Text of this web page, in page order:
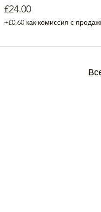
£24.00
+£0.60 как комиссия с